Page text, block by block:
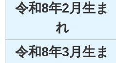
令和8年2月生ま
れ
令和8年3月生ま